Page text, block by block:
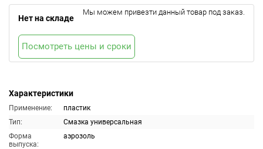
Характеристики
Применение:
пластик
Тип:
Смазка универсальная
Форма
выпуска:
аэрозоль
Нет на складе
Мы можем привезти данный товар под заказ.
Посмотреть цены и сроки